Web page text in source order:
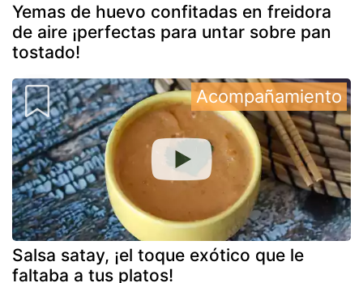
Yemas de huevo confitadas en freidora
de aire ¡perfectas para untar sobre pan
tostado!
Salsa satay, ¡el toque exótico que le
faltaba a tus platos!
Acompañamiento